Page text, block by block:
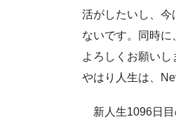
活がしたいし、今
ないです。同時
よろしくお願いし
やはり人生は、
新人生1096日目